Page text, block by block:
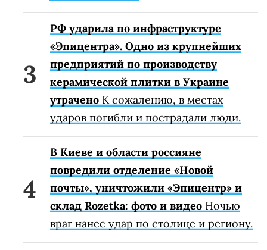
РФ ударила по инфраструктуре
«Эпицентра». Одно из крупнейших
предприятий по производству
керамической плитки в Украине
утрачено К сожалению, в местах
ударов погибли и пострадали люди.
В Киеве и области россияне
повредили отделение «Новой
почты», уничтожили «Эпицентр» и
склад Rozetka: фото и видео Ночью
враг нанес удар по столице и региону.